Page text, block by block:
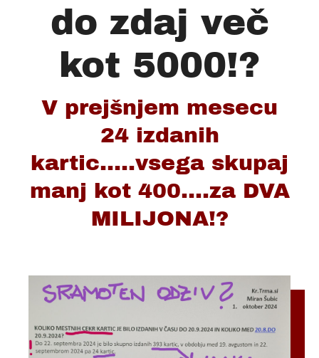
do zdaj več
kot 5000!?
V prejšnjem mesecu
24 izdanih
kartic.....vsega skupaj
manj kot 400....za DVA
MILIJONA!?